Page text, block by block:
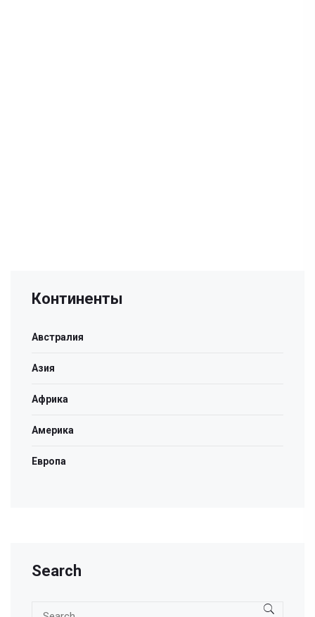
Континенты
Австралия
Азия
Африка
Америка
Европа
Search